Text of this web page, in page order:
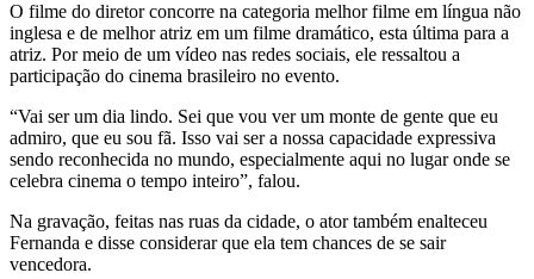
O filme do diretor concorre na categoria melhor filme em língua não
inglesa e de melhor atriz em um filme dramático, esta última para a
atriz. Por meio de um vídeo nas redes sociais, ele ressaltou a
participação do cinema brasileiro no evento.
“Vai ser um dia lindo. Sei que vou ver um monte de gente que eu
admiro, que eu sou fã. Isso vai ser a nossa capacidade expressiva
sendo reconhecida no mundo, especialmente aqui no lugar onde se
celebra cinema o tempo inteiro”, falou.
Na gravação, feitas nas ruas da cidade, o ator também enalteceu
Fernanda e disse considerar que ela tem chances de se sair
vencedora.